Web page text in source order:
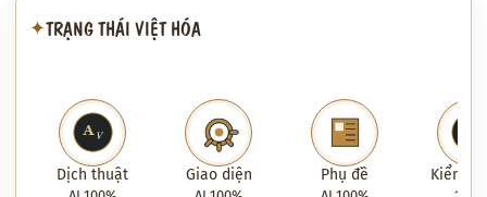
✦TRẠNG THÁI VIỆT HÓA
Dịch thuật Giao diện Phụ đề Kiểm